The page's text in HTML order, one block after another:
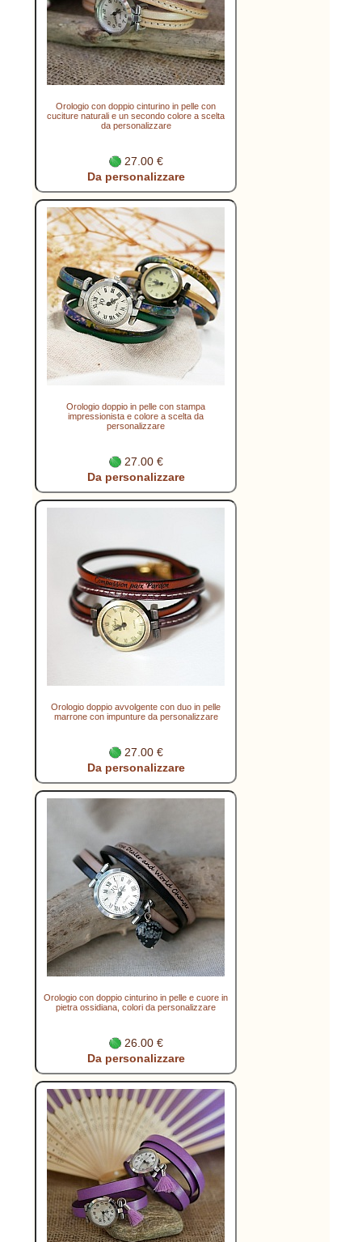
Orologio con doppio cinturino in pelle con
cuciture naturali e un secondo colore a scelta
da personalizzare
27.00 €
Da personalizzare
Orologio doppio in pelle con stampa
impressionista e colore a scelta da
personalizzare
27.00 €
Da personalizzare
Orologio doppio avvolgente con duo in pelle
marrone con impunture da personalizzare
27.00 €
Da personalizzare
Orologio con doppio cinturino in pelle e cuore in
pietra ossidiana, colori da personalizzare
26.00 €
Da personalizzare